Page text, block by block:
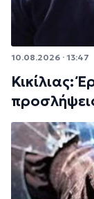
10.08.2026 · 13:47
Κικίλιας: